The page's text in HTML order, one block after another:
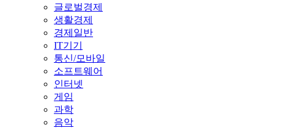
글로벌경제
생활경제
경제일반
IT기기
통신/모바일
소프트웨어
인터넷
게임
과학
음악